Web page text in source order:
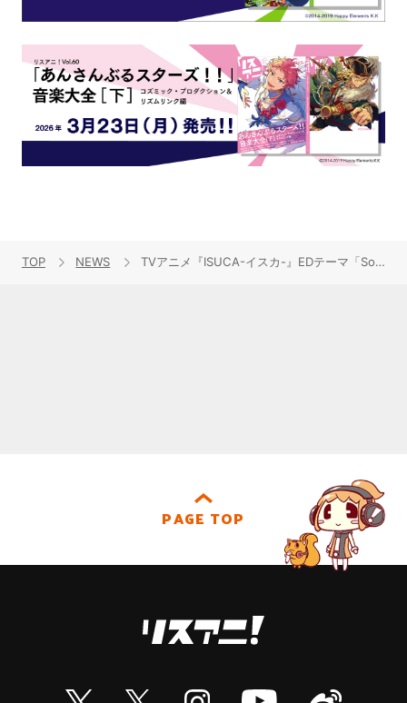
TOP NEWS TVアニメ『ISUCA-イスカ-』EDテーマ「Somebody to love」発売！TWO-FORMULAによるオフィシャルインタビュー到着！
PAGE TOP